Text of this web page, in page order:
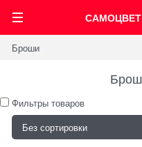
Броши
Фильтры товаров